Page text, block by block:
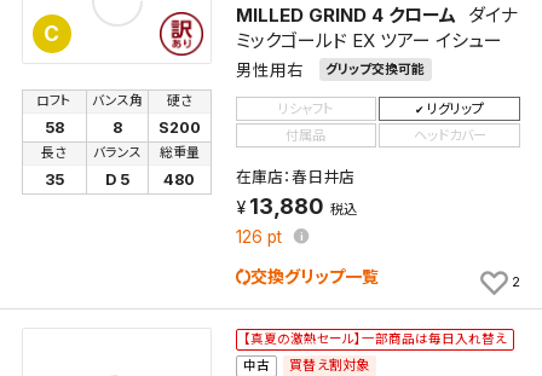
C
MILLED GRIND 4 クローム
ダイナ
ミックゴールド EX ツアー イシュー
男性用右 グリップ交換可能
ロフト
58
バンス角
8
硬さ
S200
長さ
35
バランス
D 5
総重量
480
リシャフト
リグリップ
付属品
ヘッドカバー
在庫店：春日井店
13,880 税込
126 pt
交換グリップ一覧 2
【真夏の激熱セール】一部商品は毎日入れ替え
中古
買替え割対象
検索条件を保存
この検索条件をマイページ内「保存検索条件一覧」に
よく探す商品を、毎回条件指定することなく簡単に開